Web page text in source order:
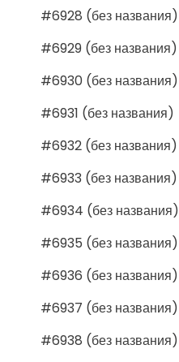
#6928 (без названия)
#6929 (без названия)
#6930 (без названия)
#6931 (без названия)
#6932 (без названия)
#6933 (без названия)
#6934 (без названия)
#6935 (без названия)
#6936 (без названия)
#6937 (без названия)
#6938 (без названия)